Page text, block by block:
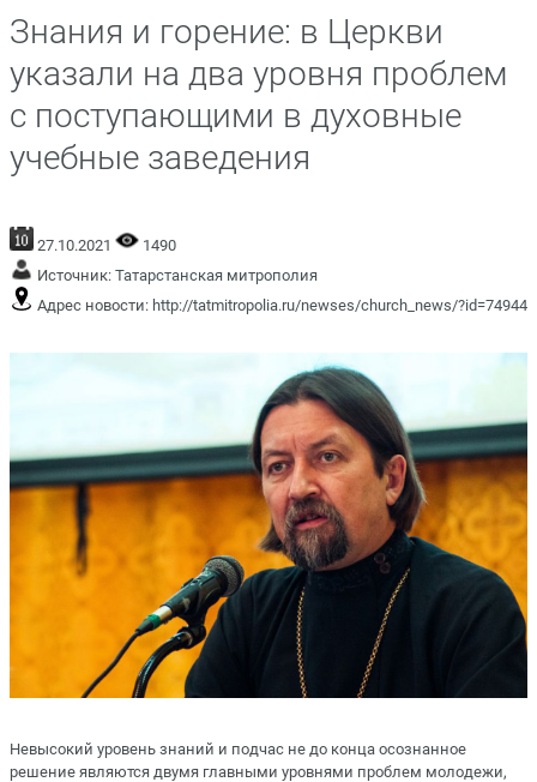
Знания и горение: в Церкви
указали на два уровня проблем
с поступающими в духовные
учебные заведения
27.10.2021
1490
Источник: Татарстанская митрополия
Адрес новости: http://tatmitropolia.ru/newses/church_news/?id=74944
Невысокий уровень знаний и подчас не до конца осознанное
решение являются двумя главными уровнями проблем молодежи,